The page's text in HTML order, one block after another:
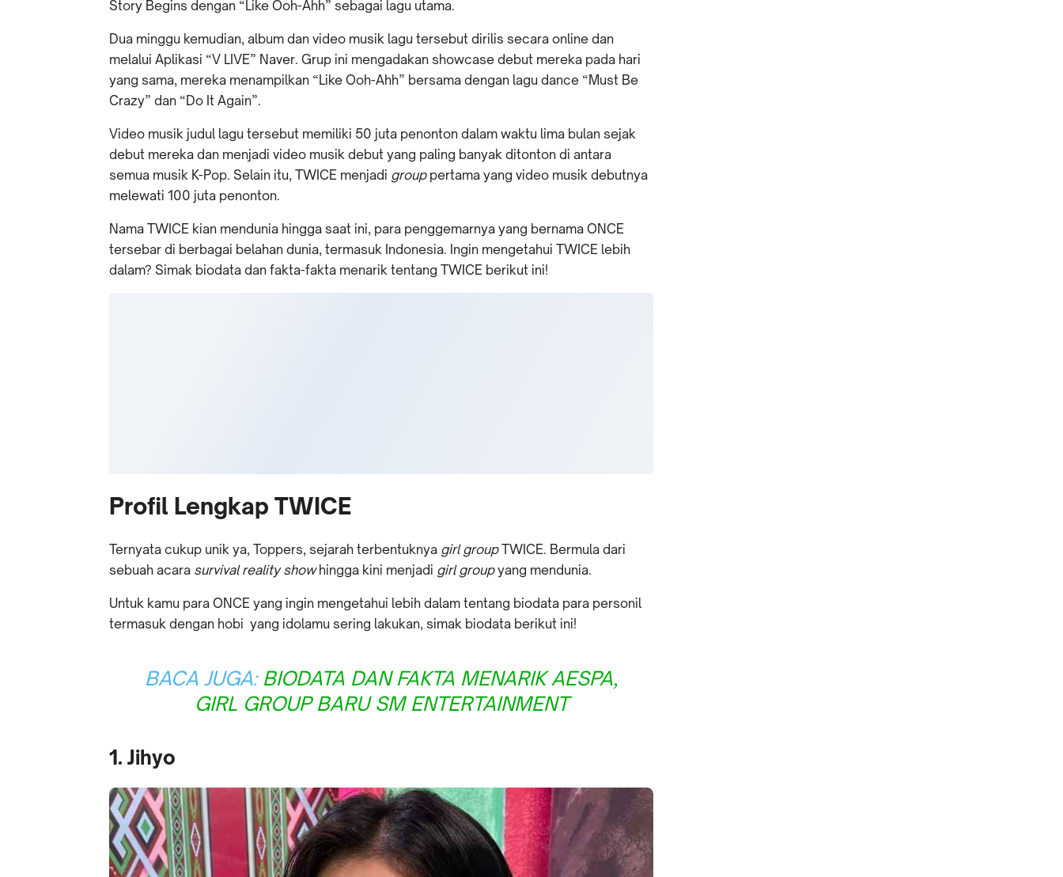
Story Begins dengan “Like Ooh-Ahh” sebagai lagu utama.
Dua minggu kemudian, album dan video musik lagu tersebut dirilis secara online dan
melalui Aplikasi “V LIVE” Naver. Grup ini mengadakan showcase debut mereka pada hari
yang sama, mereka menampilkan “Like Ooh-Ahh” bersama dengan lagu dance “Must Be
Crazy” dan “Do It Again”.
Video musik judul lagu tersebut memiliki 50 juta penonton dalam waktu lima bulan sejak
debut mereka dan menjadi video musik debut yang paling banyak ditonton di antara
semua musik K-Pop. Selain itu, TWICE menjadi grouppertama yang video musik debutnya
melewati 100 juta penonton.
Nama TWICE kian mendunia hingga saat ini, para penggemarnya yang bernama ONCE
tersebar di berbagai belahan dunia, termasuk Indonesia. Ingin mengetahui TWICE lebih
dalam? Simak biodata dan fakta-fakta menarik tentang TWICE berikut ini!
Profil Lengkap TWICE
Ternyata cukup unik ya, Toppers, sejarah terbentuknya girl groupTWICE. Bermula dari
sebuah acara survival reality showhingga kini menjadi girl groupyang mendunia.
Untuk kamu para ONCE yang ingin mengetahui lebih dalam tentang biodata para personil
termasuk dengan hobi yang idolamu sering lakukan, simak biodata berikut ini!
BACA JUGA: BIODATA DAN FAKTA MENARIK AESPA,
GIRL GROUP BARU SM ENTERTAINMENT
1. Jihyo